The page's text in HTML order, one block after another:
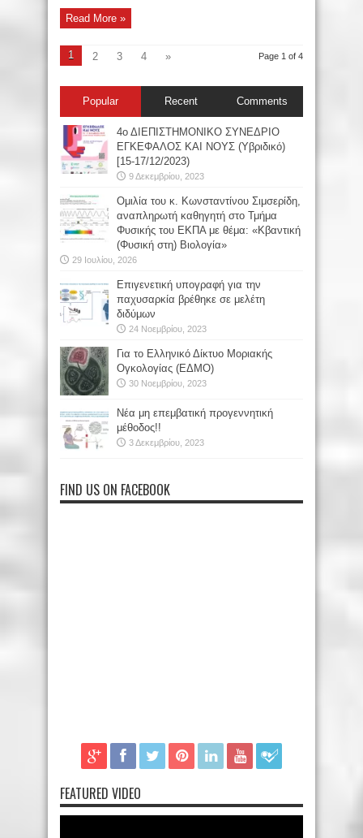
Read More »
Page 1 of 4
1 2 3 4 »
Popular Recent Comments
4ο ΔΙΕΠΙΣΤΗΜΟΝΙΚΟ ΣΥΝΕΔΡΙΟ
ΕΓΚΕΦΑΛΟΣ ΚΑΙ ΝΟΥΣ (Υβριδικό)
[15-17/12/2023)
9 Δεκεμβρίου, 2023
Oμιλία του κ. Κωνσταντίνου Σιμσερίδη,
αναπληρωτή καθηγητή στο Τμήμα
Φυσικής του ΕΚΠΑ με θέμα: «Κβαντική
(Φυσική στη) Βιολογία»
29 Ιουλίου, 2026
Επιγενετική υπογραφή για την
παχυσαρκία βρέθηκε σε μελέτη
διδύμων
24 Νοεμβρίου, 2023
Για το Ελληνικό Δίκτυο Μοριακής
Ογκολογίας (ΕΔΜΟ)
30 Νοεμβρίου, 2023
Νέα μη επεμβατική προγεννητική
μέθοδος!!
3 Δεκεμβρίου, 2023
FIND US ON FACEBOOK
FEATURED VIDEO